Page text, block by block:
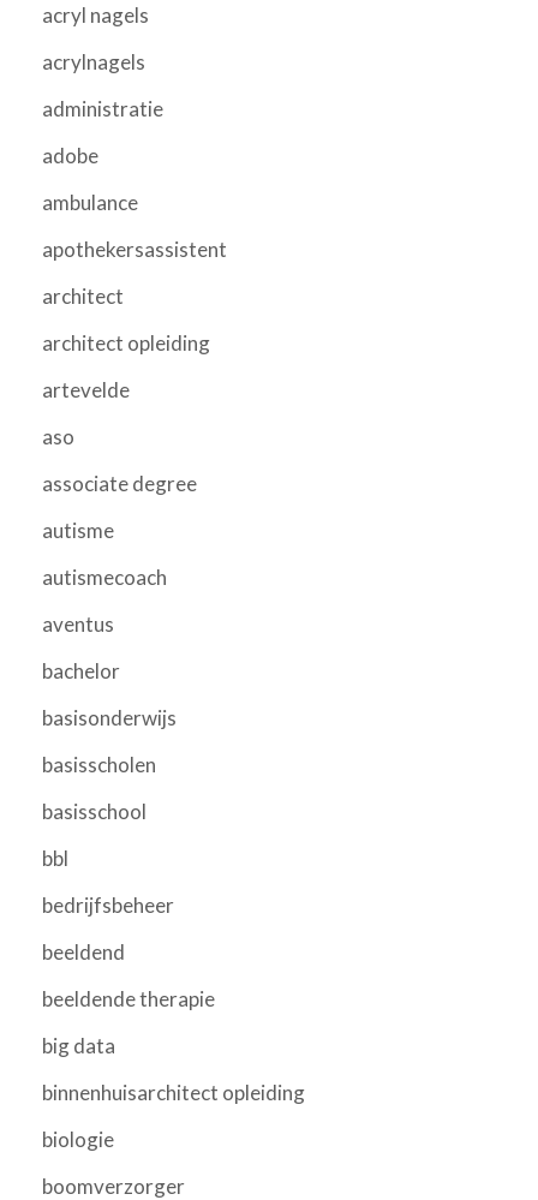
acryl nagels
acrylnagels
administratie
adobe
ambulance
apothekersassistent
architect
architect opleiding
artevelde
aso
associate degree
autisme
autismecoach
aventus
bachelor
basisonderwijs
basisscholen
basisschool
bbl
bedrijfsbeheer
beeldend
beeldende therapie
big data
binnenhuisarchitect opleiding
biologie
boomverzorger